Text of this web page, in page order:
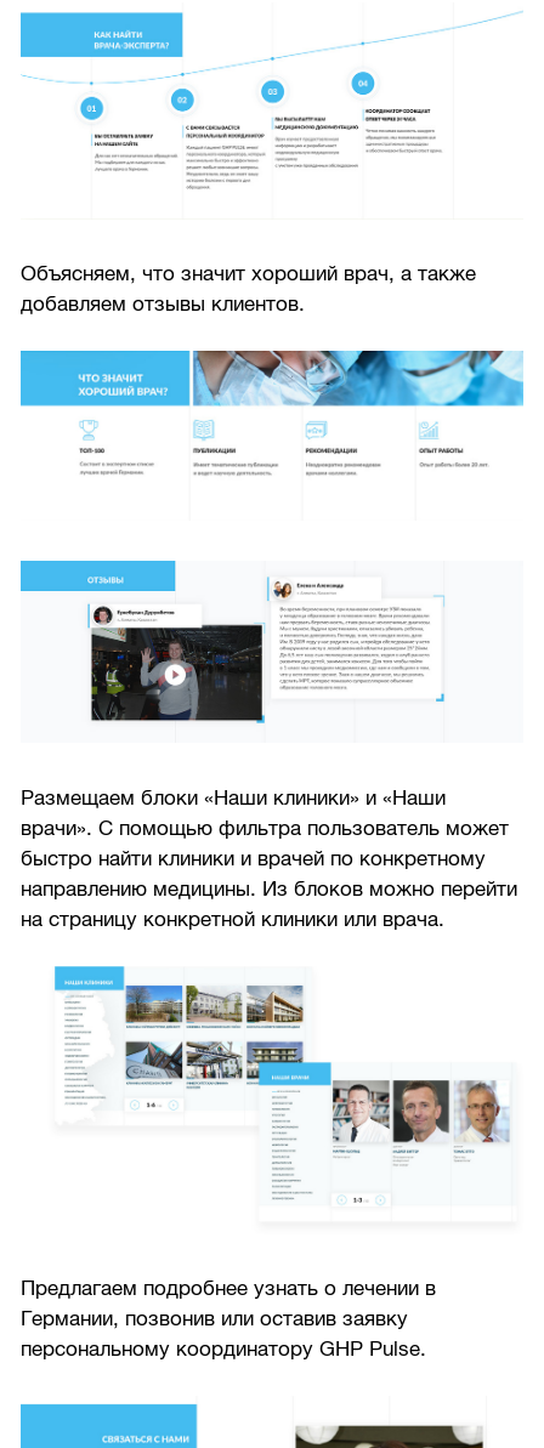
Объясняем, что значит хороший врач, а также
добавляем отзывы клиентов.
Размещаем блоки «Наши клиники» и «Наши
врачи». С помощью фильтра пользователь может
быстро найти клиники и врачей по конкретному
направлению медицины. Из блоков можно перейти
на страницу конкретной клиники или врача.
Предлагаем подробнее узнать о лечении в
Германии, позвонив или оставив заявку
персональному координатору GHP Pulse.